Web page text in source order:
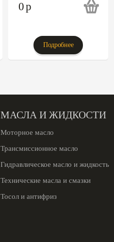
0p
Подробнее
МАСЛА И ЖИДКОСТИ
Моторное масло
Трансмиссионное масло
Гидравлическое масло и жидкость
Технические масла и смазки
Тосол и антифриз